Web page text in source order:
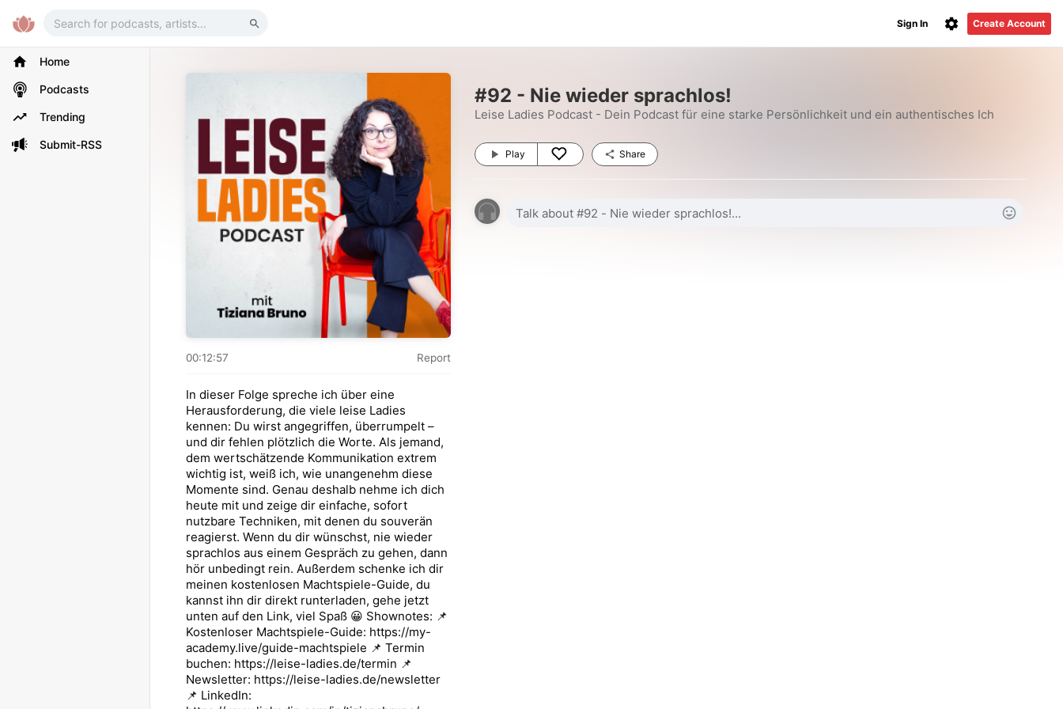
Create Account
Sign In
Home
Podcasts
Trending
Submit-RSS
00:12:57 Report
In dieser Folge spreche ich über eine
Herausforderung, die viele leise Ladies
kennen: Du wirst angegriffen, überrumpelt –
und dir fehlen plötzlich die Worte. Als jemand,
dem wertschätzende Kommunikation extrem
wichtig ist, weiß ich, wie unangenehm diese
Momente sind. Genau deshalb nehme ich dich
heute mit und zeige dir einfache, sofort
nutzbare Techniken, mit denen du souverän
reagierst. Wenn du dir wünschst, nie wieder
sprachlos aus einem Gespräch zu gehen, dann
hör unbedingt rein. Außerdem schenke ich dir
meinen kostenlosen Machtspiele-Guide, du
kannst ihn dir direkt runterladen, gehe jetzt
unten auf den Link, viel Spaß 😀 Shownotes: 📌
Kostenloser Machtspiele-Guide: https://my-
academy.live/guide-machtspiele 📌 Termin
buchen: https://leise-ladies.de/termin 📌
Newsletter: https://leise-ladies.de/newsletter
📌 LinkedIn:
#92 - Nie wieder sprachlos!
Leise Ladies Podcast - Dein Podcast für eine starke Persönlichkeit und ein authentisches Ich
Play Share